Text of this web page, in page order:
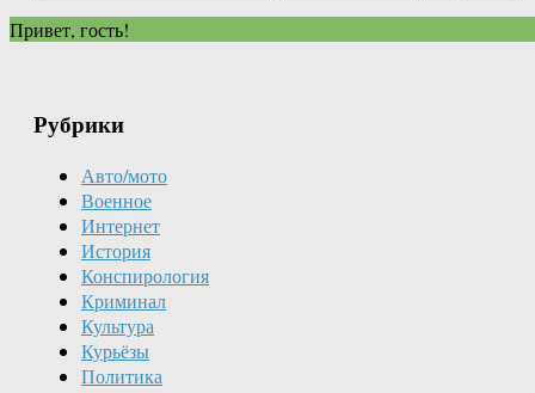
Привет, гость!
Рубрики
Авто/мото
Военное
Интернет
История
Конспирология
Криминал
Культура
Курьёзы
Политика